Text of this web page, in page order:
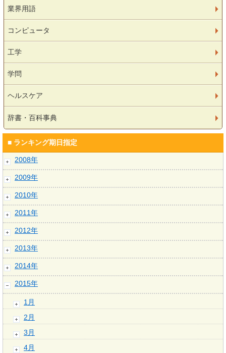
業界用語
コンピュータ
工学
学問
ヘルスケア
辞書・百科事典
■ ランキング期日指定
2008年
2009年
2010年
2011年
2012年
2013年
2014年
2015年
1月
2月
3月
4月